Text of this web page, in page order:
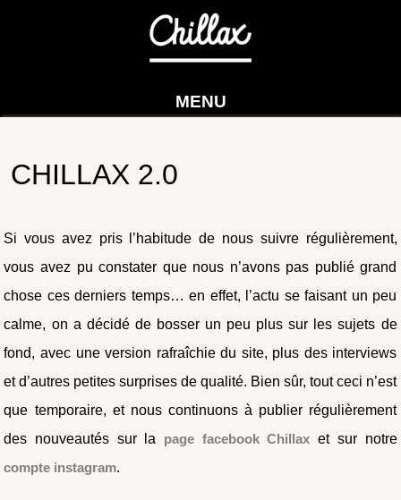
MENU
CHILLAX 2.0
Si vous avez pris l’habitude de nous suivre régulièrement,
vous avez pu constater que nous n’avons pas publié grand
chose ces derniers temps… en effet, l’actu se faisant un peu
calme, on a décidé de bosser un peu plus sur les sujets de
fond, avec une version rafraîchie du site, plus des interviews
et d’autres petites surprises de qualité. Bien sûr, tout ceci n’est
que temporaire, et nous continuons à publier régulièrement
des nouveautés sur la page facebook Chillax et sur notre
compte instagram.